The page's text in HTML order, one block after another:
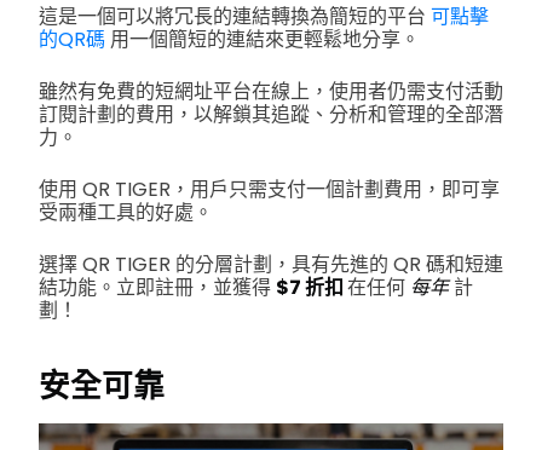
這是一個可以將冗長的連結轉換為簡短的平台 可點擊
的QR碼 用一個簡短的連結來更輕鬆地分享。
雖然有免費的短網址平台在線上，使用者仍需支付活動
訂閱計劃的費用，以解鎖其追蹤、分析和管理的全部潛
力。
使用 QR TIGER，用戶只需支付一個計劃費用，即可享
受兩種工具的好處。
選擇 QR TIGER 的分層計劃，具有先進的 QR 碼和短連
結功能。立即註冊，並獲得 $7 折扣在任何 每年計
劃！
安全可靠